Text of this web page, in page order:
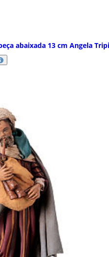
abaixada 13 cm Angela Tripi